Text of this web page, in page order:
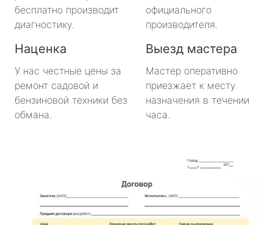
бесплатно производит
диагностику.
официального
производителя.
Наценка
У нас честные цены за
ремонт садовой и
бензиновой техники без
обмана.
Выезд мастера
Мастер оперативно
приезжает к месту
назначения в течении
часа.